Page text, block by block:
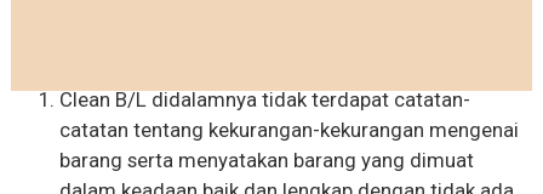
Clean B/L didalamnya tidak terdapat catatan-
catatan tentang kekurangan-kekurangan mengenai
barang serta menyatakan barang yang dimuat